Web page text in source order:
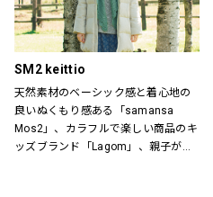
す。
SM2 keittio
天然素材のベーシック感と着心地の
良いぬくもり感ある「samansa
Mos2」、カラフルで楽しい商品のキ
ッズブランド「Lagom」、親子が楽